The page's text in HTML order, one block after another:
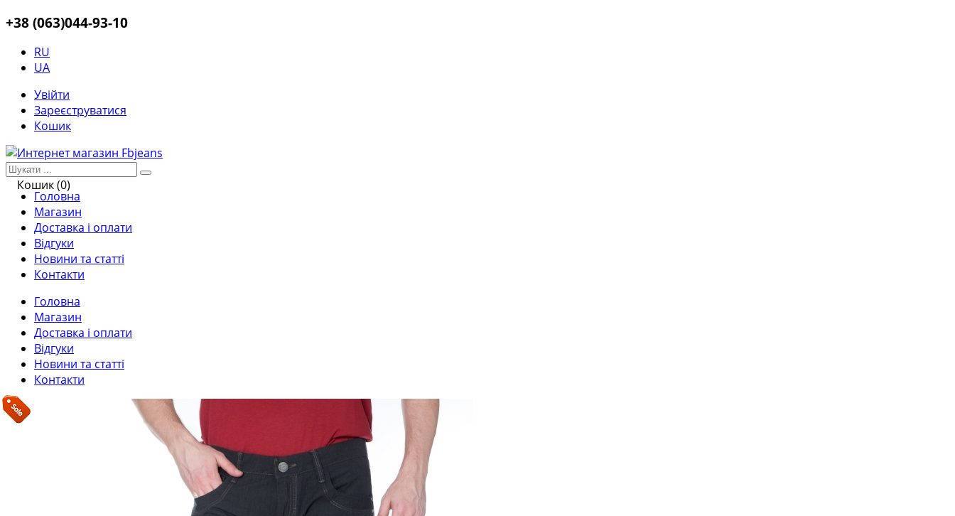
+38 (063)044-93-10
RU
UA
Увійти
Зареєструватися
Кошик
Кошик (0)
Головна
Магазин
Доставка і оплати
Відгуки
Новини та статті
Контакти
Головна
Магазин
Доставка і оплати
Відгуки
Новини та статті
Контакти